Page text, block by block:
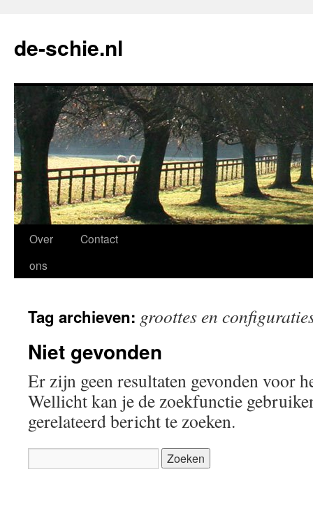
de-schie.nl
Spring
naar
inhoud
Over
ons
Contact
Tag archieven: groottes en
Niet gevonden
Er zijn geen resultaten gevonden voor
Wellicht kan je de zoekfunctie
gerelateerd bericht te zoeken.
naar: